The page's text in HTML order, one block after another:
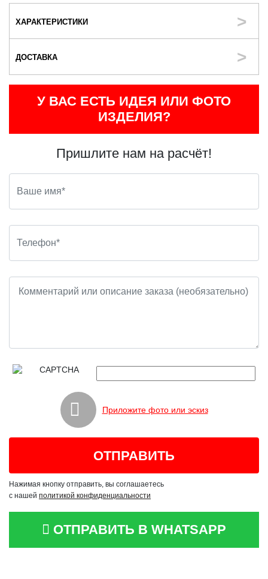
ХАРАКТЕРИСТИКИ
ДОСТАВКА
У ВАС ЕСТЬ ИДЕЯ ИЛИ ФОТО
ИЗДЕЛИЯ?
Пришлите нам на расчёт!
Приложите фото или эскиз
Нажимая кнопку отправить, вы соглашаетесь
с нашей политикой конфиденциальности
ОТПРАВИТЬ В WHATSAPP